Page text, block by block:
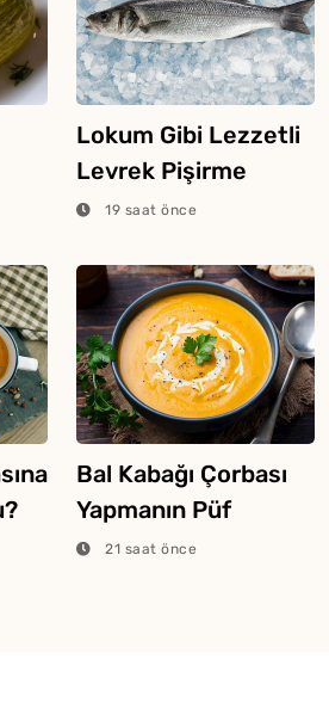
Lokum Gibi Lezzetli
Levrek Pişirme
Tüyosu
19 saat önce
Bal Kabağı Çorbası
Yapmanın Püf
Noktaları
21 saat önce